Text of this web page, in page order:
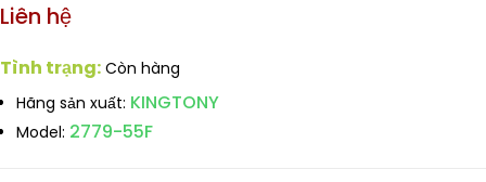
Liên hệ
Tình trạng: Còn hàng
Hãng sản xuất: KINGTONY
Model: 2779-55F